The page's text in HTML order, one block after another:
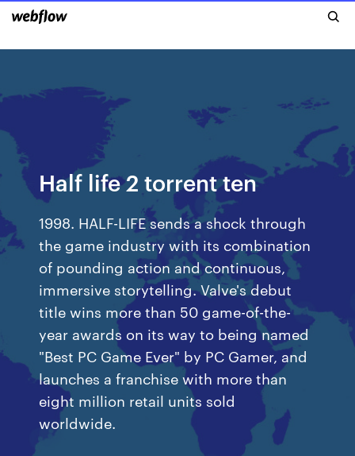
Half life 2 torrent ten
1998. HALF-LIFE sends a shock through
the game industry with its combination
of pounding action and continuous,
immersive storytelling. Valve's debut
title wins more than 50 game-of-the-
year awards on its way to being named
"Best PC Game Ever" by PC Gamer, and
launches a franchise with more than
eight million retail units sold
worldwide.